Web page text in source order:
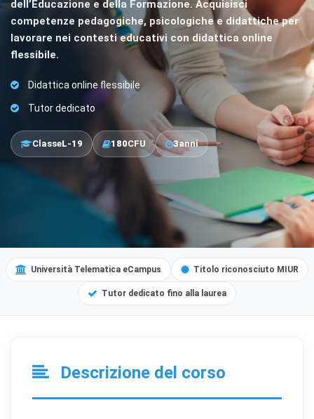
dell’Educazione e della Formazione. Acquisisci
competenze pedagogiche, psicologiche e didattiche per
lavorare nei contesti educativi con didattica online
flessibile.
Didattica online flessibile
Tutor dedicato
ClasseL-19 180CFU 3anni
Università Telematica eCampus Titolo riconosciuto MIUR
Tutor dedicato fino alla laurea
Descrizione del corso